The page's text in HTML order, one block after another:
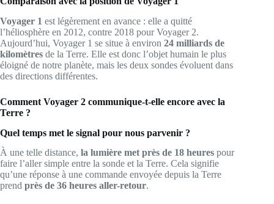
Voyager 1 est légèrement en avance : elle a quitté
l’héliosphère en 2012, contre 2018 pour Voyager 2.
Aujourd’hui, Voyager 1 se situe à environ 24 milliards de
kilomètres de la Terre. Elle est donc l’objet humain le plus
éloigné de notre planète, mais les deux sondes évoluent dans
des directions différentes.
Comment Voyager 2 communique-t-elle encore avec la
Terre ?
Quel temps met le signal pour nous parvenir ?
À une telle distance, la lumière met près de 18 heures pour
faire l’aller simple entre la sonde et la Terre. Cela signifie
qu’une réponse à une commande envoyée depuis la Terre
prend près de 36 heures aller-retour.